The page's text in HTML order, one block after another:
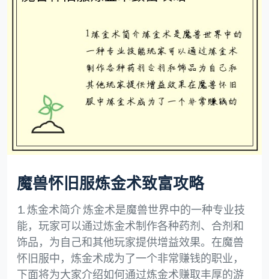
魔兽怀旧服炼金术致富攻略
1. 炼金术简介 炼金术是魔兽世界中的一种专业技
能，玩家可以通过炼金术制作各种药剂、合剂和
饰品，为自己和其他玩家提供增益效果。在魔兽
怀旧服中，炼金术成为了一个非常赚钱的职业，
下面将为大家介绍如何通过炼金术赚取丰厚的游